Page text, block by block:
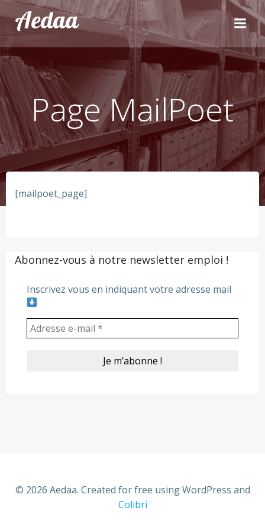
Aller
au
contenu
Aedaa
Page MailPoet
[mailpoet_page]
Abonnez-vous à notre newsletter emploi !
Inscrivez vous en indiquant votre adresse mail
© 2026 Aedaa. Created for free using WordPress and
Colibri